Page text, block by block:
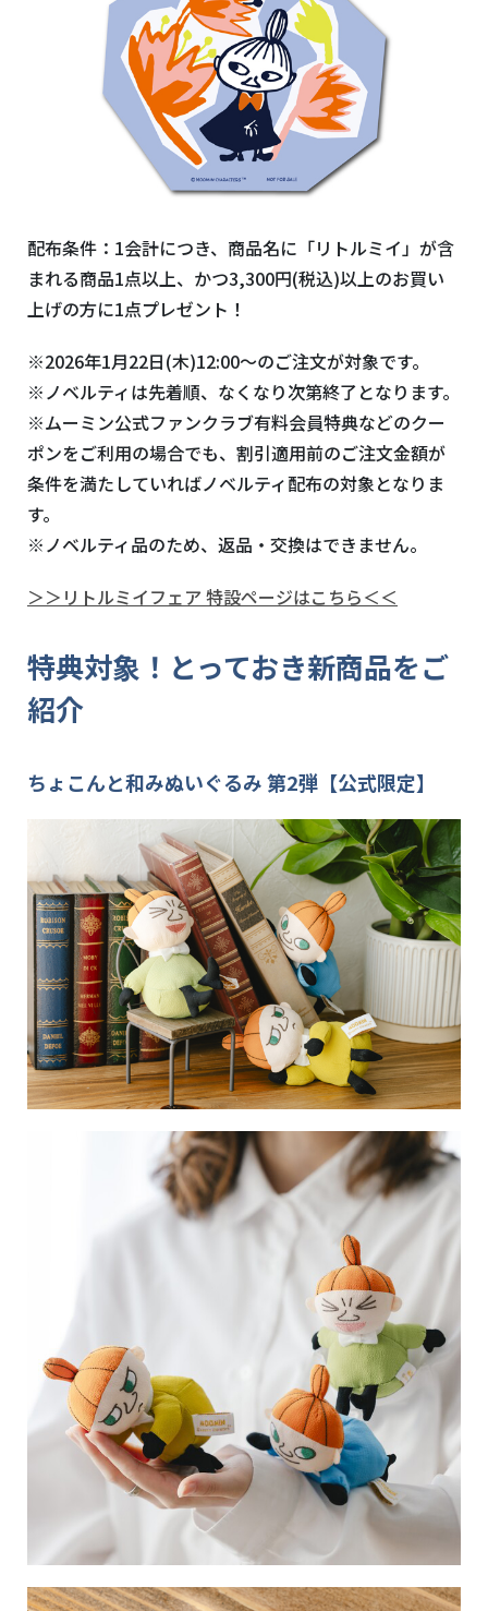
配布条件：1会計につき、商品名に「リトルミイ」が含
まれる商品1点以上、かつ3,300円(税込)以上のお買い
上げの方に1点プレゼント！
※2026年1月22日(木)12:00～のご注文が対象です。
※ノベルティは先着順、なくなり次第終了となります。
※ムーミン公式ファンクラブ有料会員特典などのクー
ポンをご利用の場合でも、割引適用前のご注文金額が
条件を満たしていればノベルティ配布の対象となりま
す。
※ノベルティ品のため、返品・交換はできません。
＞＞リトルミイフェア 特設ページはこちら＜＜
特典対象！とっておき新商品をご
紹介
ちょこんと和みぬいぐるみ 第2弾【公式限定】